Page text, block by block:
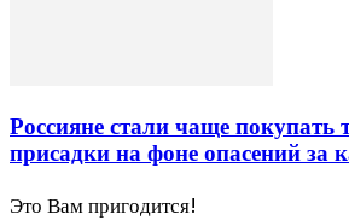
Россияне стали чаще покупать
присадки на фоне опасений за
Это Вам пригодится!